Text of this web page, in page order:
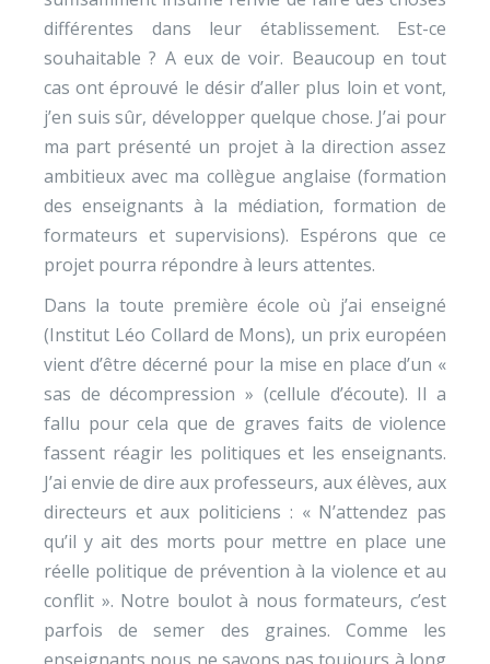
différentes dans leur établissement. Est-ce
souhaitable ? A eux de voir. Beaucoup en tout
cas ont éprouvé le désir d’aller plus loin et vont,
j’en suis sûr, développer quelque chose. J’ai pour
ma part présenté un projet à la direction assez
ambitieux avec ma collègue anglaise (formation
des enseignants à la médiation, formation de
formateurs et supervisions). Espérons que ce
projet pourra répondre à leurs attentes.
Dans la toute première école où j’ai enseigné
(Institut Léo Collard de Mons), un prix européen
vient d’être décerné pour la mise en place d’un «
sas de décompression » (cellule d’écoute). Il a
fallu pour cela que de graves faits de violence
fassent réagir les politiques et les enseignants.
J’ai envie de dire aux professeurs, aux élèves, aux
directeurs et aux politiciens : « N’attendez pas
qu’il y ait des morts pour mettre en place une
réelle politique de prévention à la violence et au
conflit ». Notre boulot à nous formateurs, c’est
parfois de semer des graines. Comme les